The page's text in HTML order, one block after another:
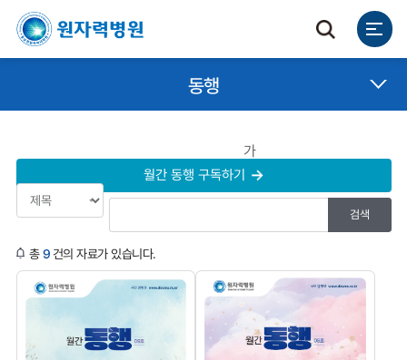
동행
가
월간 동행 구독하기
총9 건의 자료가 있습니다.